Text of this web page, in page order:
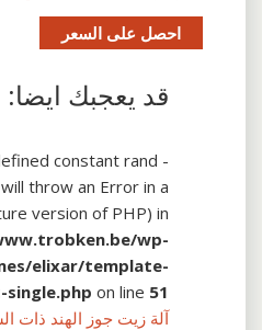
احصل على السعر
قد يعجبك ايضا:
constant rand -
throw an Error in a
version of PHP) in
wp-
elixar/template-
on line 51
آلة زيت جوز الهند ذات